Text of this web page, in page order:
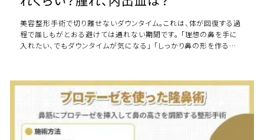
美容整形手術で切り離せないダウンタイム。これは、体が回復する過
程で誰しもがとおる避けては通れない期間です。 「理想の鼻を手に
入れたい、でもダウンタイムが気になる」 「しっかり鼻の形を作るなら